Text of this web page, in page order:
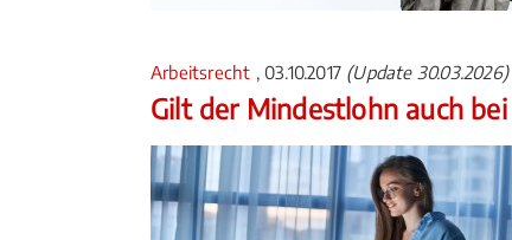
Arbeitsrecht , 03.10.2017 (Update 30.03.2026)
Gilt der Mindestlohn auch